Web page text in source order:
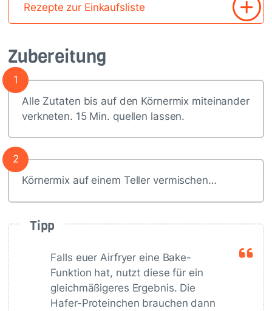
Zubereitung
1
Alle Zutaten bis auf den Körnermix miteinander
verkneten. 15 Min. quellen lassen.
2
Körnermix auf einem Teller vermischen…
Tipp
Falls euer Airfryer eine Bake-
Funktion hat, nutzt diese für ein
gleichmäßigeres Ergebnis. Die
Hafer-Proteinchen brauchen dann
Rezepte zur Einkaufsliste